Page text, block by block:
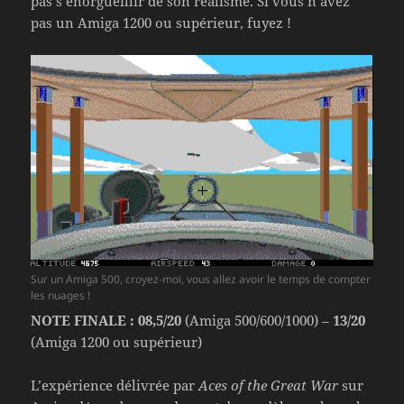
pas un Amiga 1200 ou supérieur, fuyez !
Sur un Amiga 500, croyez-moi, vous allez avoir le temps de compter
les nuages !
NOTE FINALE : 08,5/20 (Amiga 500/600/1000) –13/20
(Amiga 1200 ou supérieur)
L’expérience délivrée parAces of the Great War sur